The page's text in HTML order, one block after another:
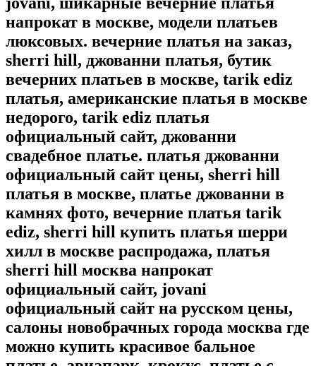
напрокат в москве, модели платьев
люксовых. вечерние платья на заказ,
sherri hill, джованни платья, бутик
вечерних платьев в москве, tarik ediz
платья, американские платья в москве
недорого, tarik ediz платья
официальный сайт, джованни
свадебное платье. платья джованни
официальный сайт цены, sherri hill
платья в москве, платье джованни в
камнях фото, вечерние платья tarik
ediz, sherri hill купить платья шерри
хилл в москве распродажа, платья
sherri hill москва напрокат
официальный сайт, jovani
официальный сайт на русском цены,
салоны новобрачных города москва где
можно купить красивое бальное